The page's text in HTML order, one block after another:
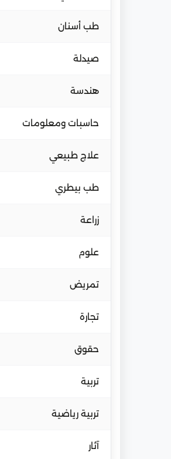
طب أسنان
صيدلة
هندسة
حاسبات ومعلومات
علاج طبيعي
طب بيطري
زراعة
علوم
تمريض
تجارة
حقوق
تربية
تربية رياضية
آثار